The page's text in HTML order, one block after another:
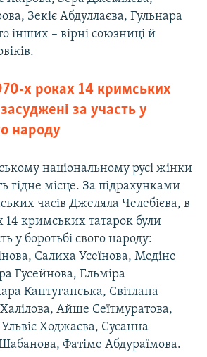
Зекіє Абдуллаєва, Гульнара
інших – вірні союзниці й
х роках 14 кримських
за участь у
народу
національному русі жінки
гідне місце. За підрахунками
часів Джеляла Челебієва, в
14 кримських татарок були
у боротьбі свого народу:
Салиха Усеїнова, Медіне
Гусейнова, Ельміра
Кантуганська, Світлана
Айше Сеїтмуратова,
Ходжаєва, Сусанна
Фатіме Абдураїмова.